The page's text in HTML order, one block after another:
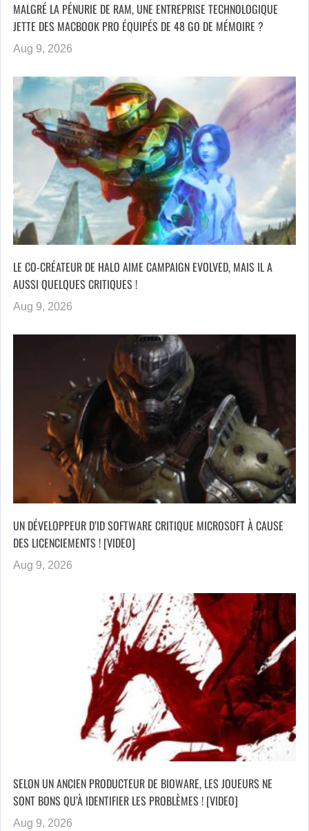
MALGRÉ LA PÉNURIE DE RAM, UNE ENTREPRISE TECHNOLOGIQUE
JETTE DES MACBOOK PRO ÉQUIPÉS DE 48 GO DE MÉMOIRE ?
Aug 9, 2026
LE CO-CRÉATEUR DE HALO AIME CAMPAIGN EVOLVED, MAIS IL A
AUSSI QUELQUES CRITIQUES !
Aug 9, 2026
UN DÉVELOPPEUR D’ID SOFTWARE CRITIQUE MICROSOFT À CAUSE
DES LICENCIEMENTS ! [VIDEO]
Aug 9, 2026
SELON UN ANCIEN PRODUCTEUR DE BIOWARE, LES JOUEURS NE
SONT BONS QU’À IDENTIFIER LES PROBLÈMES ! [VIDEO]
Aug 9, 2026